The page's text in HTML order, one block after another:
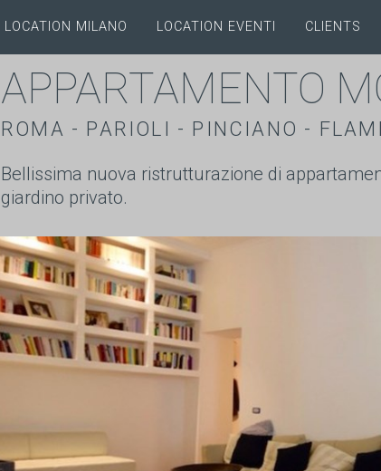
LOCATION MILANO LOCATION EVENTI CLIENTS
APPARTAMENTO
ROMA - PARIOLI - PINCIANO -
Bellissima nuova ristrutturazione di
giardino privato.